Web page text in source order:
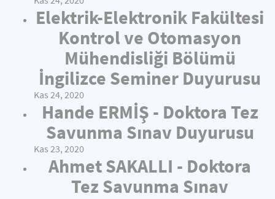
Elektrik-Elektronik Fakültesi
Kontrol ve Otomasyon
Mühendisliği Bölümü
İngilizce Seminer Duyurusu
Kas 24, 2020
Hande ERMİŞ - Doktora Tez
Savunma Sınav Duyurusu
Kas 23, 2020
Ahmet SAKALLI - Doktora
Tez Savunma Sınav